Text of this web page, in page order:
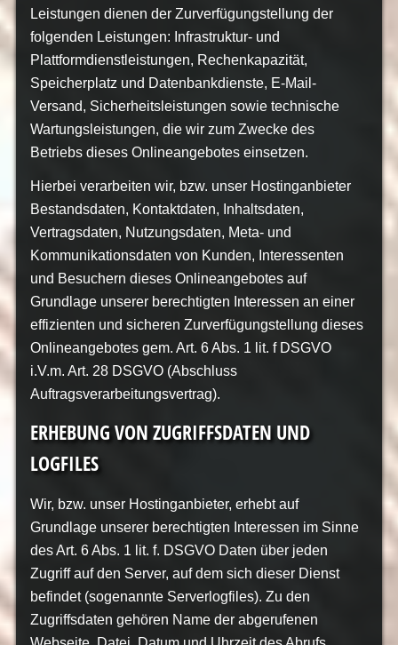
Leistungen dienen der Zurverfügungstellung der
folgenden Leistungen: Infrastruktur- und
Plattformdienstleistungen, Rechenkapazität,
Speicherplatz und Datenbankdienste, E-Mail-
Versand, Sicherheitsleistungen sowie technische
Wartungsleistungen, die wir zum Zwecke des
Betriebs dieses Onlineangebotes einsetzen.
Hierbei verarbeiten wir, bzw. unser Hostinganbieter
Bestandsdaten, Kontaktdaten, Inhaltsdaten,
Vertragsdaten, Nutzungsdaten, Meta- und
Kommunikationsdaten von Kunden, Interessenten
und Besuchern dieses Onlineangebotes auf
Grundlage unserer berechtigten Interessen an einer
effizienten und sicheren Zurverfügungstellung dieses
Onlineangebotes gem. Art. 6 Abs. 1 lit. f DSGVO
i.V.m. Art. 28 DSGVO (Abschluss
Auftragsverarbeitungsvertrag).
ERHEBUNG VON ZUGRIFFSDATEN UND
LOGFILES
Wir, bzw. unser Hostinganbieter, erhebt auf
Grundlage unserer berechtigten Interessen im Sinne
des Art. 6 Abs. 1 lit. f. DSGVO Daten über jeden
Zugriff auf den Server, auf dem sich dieser Dienst
befindet (sogenannte Serverlogfiles). Zu den
Zugriffsdaten gehören Name der abgerufenen